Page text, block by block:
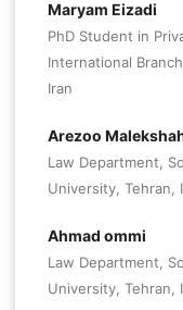
Maryam Eizadi
PhD Student in
International
Iran
Arezoo
Law Department,
University, Tehran,
Ahmad ommi
Law Department,
University, Tehran,